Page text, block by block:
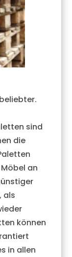
sind
die
an
als
können
in allen